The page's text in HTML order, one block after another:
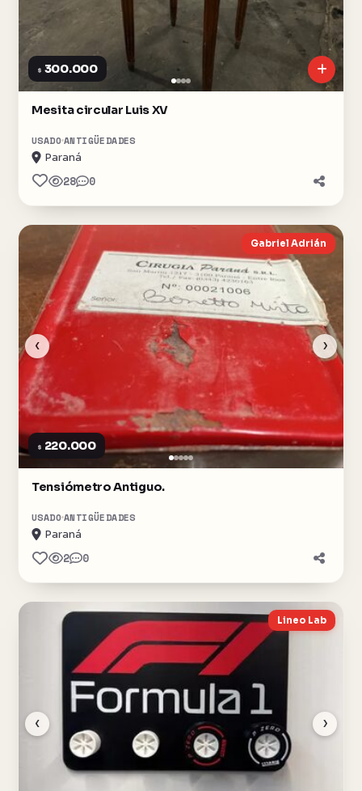
$ 300.000
Mesita circular Luis XV
USADO ANTIGÜEDADES
Paraná
28 0
‹ ›
Gabriel Adrián
$ 220.000
Tensiómetro Antiguo.
USADO ANTIGÜEDADES
Paraná
2 0
‹ ›
Lineo Lab